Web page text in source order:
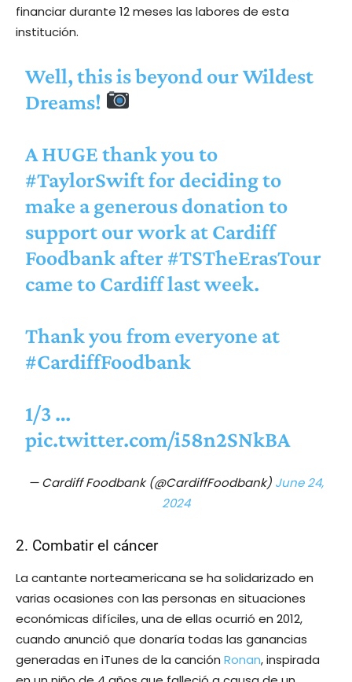
financiar durante 12 meses las labores de esta
institución.
Well, this is beyond our Wildest
Dreams!
A HUGE thank you to
#TaylorSwiftfor deciding to
make a generous donation to
support our work at Cardiff
Foodbank after#TSTheErasTour
came to Cardiff last week.
Thank you from everyone at
#CardiffFoodbank
1/3 …
pic.twitter.com/i58n2SNkBA
— Cardiff Foodbank (@CardiffFoodbank) June 24,
2024
2. Combatir el cáncer
La cantante norteamericana se ha solidarizado en
varias ocasiones con las personas en situaciones
económicas difíciles, una de ellas ocurrió en 2012,
cuando anunció que donaría todas las ganancias
generadas en iTunes de la canción Ronan, inspirada